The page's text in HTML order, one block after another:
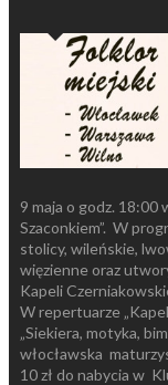
9 maja o godz. 18:00
Szaconkiem”. W
stolicy, wileńskie,
więzienne oraz
Kapeli
W repertuarze
„Siekiera, motyka,
włocławska
10 zł do nabycia w